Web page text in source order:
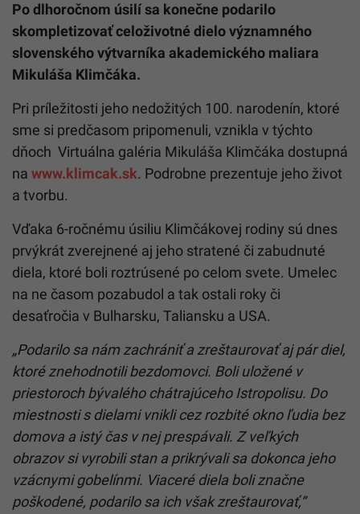
Po dlhoročnom úsilí sa konečne podarilo
skompletizovať celoživotné dielo významného
slovenského výtvarníka akademického maliara
Mikuláša Klimčáka.
Pri príležitosti jeho nedožitých 100. narodenín, ktoré
sme si predčasom pripomenuli, vznikla v týchto
dňoch Virtuálna galéria Mikuláša Klimčáka dostupná
na www.klimcak.sk. Podrobne prezentuje jeho život
a tvorbu.
Vďaka 6-ročnému úsiliu Klimčákovej rodiny sú dnes
prvýkrát zverejnené aj jeho stratené či zabudnuté
diela, ktoré boli roztrúsené po celom svete. Umelec
na ne časom pozabudol a tak ostali roky či
desaťročia v Bulharsku, Taliansku a USA.
„Podarilo sa nám zachrániť a zreštaurovať aj pár diel,
ktoré znehodnotili bezdomovci. Boli uložené v
priestoroch bývalého chátrajúceho Istropolisu. Do
miestnosti s dielami vnikli cez rozbité okno ľudia bez
domova a istý čas v nej prespávali. Z veľkých
obrazov si vyrobili stan a prikrývali sa dokonca jeho
vzácnymi gobelínmi. Viaceré diela boli značne
poškodené, podarilo sa ich však zreštaurovať,”